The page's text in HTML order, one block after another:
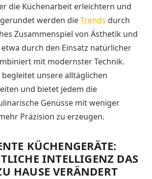
die Küchenarbeit erleichtern und
werden dieTrends durch
Zusammenspiel von Ästhetik und
durch den Einsatz natürlicher
mit modernster Technik.
begleitet unsere alltäglichen
und bietet jedem die
Genüsse mit weniger
Präzision zu erzeugen.
KÜCHENGERÄTE:
INTELLIGENZ DAS
HAUSE VERÄNDERT